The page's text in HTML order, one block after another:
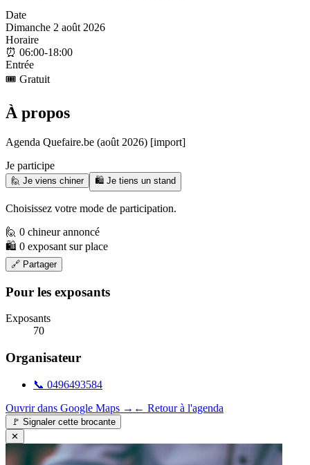
Date
Dimanche 2 août 2026
Horaire
⏰ 06:00-18:00
Entrée
🎟️ Gratuit
À propos
Agenda Quefaire.be (août 2026) [import]
Je participe
🙋 Je viens chiner 🛍️ Je tiens un stand
Choisissez votre mode de participation.
🙋 0 chineur annoncé
🛍️ 0 exposant sur place
🔗 Partager
Pour les exposants
Exposants
70
Organisateur
📞 0496493584
Ouvrir dans Google Maps → ← Retour à l'agenda
🚩 Signaler cette brocante
✕